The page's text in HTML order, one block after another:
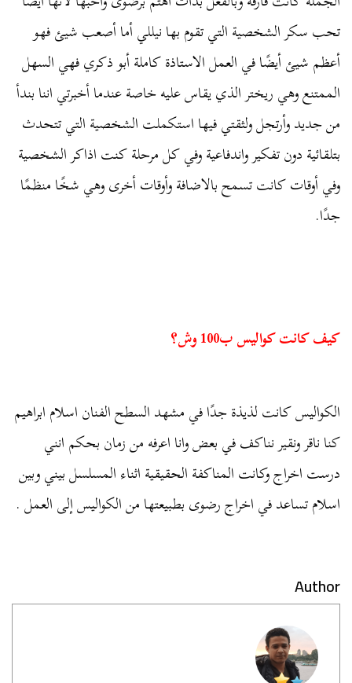
تحب سكر الشخصية التي تقوم بها نيللي أما أصعب شيئ فهو
أعظم شيئ أيضًا في العمل الاستاذة كاملة أبو ذكري فهي السهل
الممتنع وهي ريختر الذي يقاس عليه خاصة عندما أخبرتي اننا بندأ
من جديد وأرتجل ولثقتي فيها استكملت الشخصية التي تتحدث
بتلقائية دون تفكير واندفاعية وفي كل مرحلة كنت اذاكر الشخصية
وفي أوقات كانت تسمح بالاضافة وأوقات أخرى وهي شخًا منظمًا
جدًا.
كيف كانت كواليس ب100 وش؟
الكواليس كانت لذيذة جدًا في مشهد السطح الفنان اسلام ابراهيم
كنا ناقر ونقير نناكف في بعض وانا اعرفه من زمان بحكم انني
درست اخراج وكانت المناكفة الحقيقية اثناء المسلسل بيني وبين
اسلام تساعد في اخراج رضوى بطبيعتها من الكواليس إلى العمل .
Author